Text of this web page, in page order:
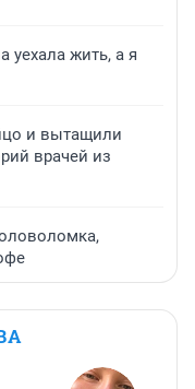
уехала жить, а я
и вытащили
врачей из